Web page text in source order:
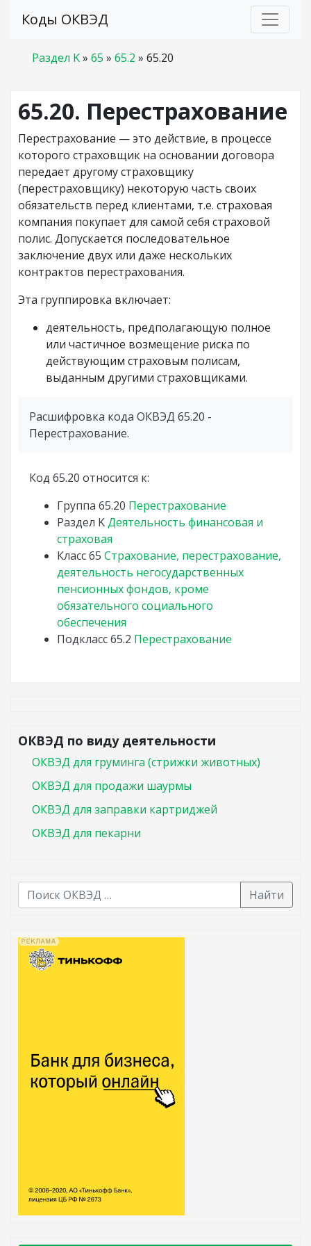
Коды ОКВЭД
Раздел K» 65 » 65.2 » 65.20
65.20. Перестрахование
Перестрахование — это действие, в процессе
которого страховщик на основании договора
передает другому страховщику
(перестраховщику) некоторую часть своих
обязательств перед клиентами, т.е. страховая
компания покупает для самой себя страховой
полис. Допускается последовательное
заключение двух или даже нескольких
контрактов перестрахования.
Эта группировка включает:
деятельность, предполагающую полное
или частичное возмещение риска по
действующим страховым полисам,
выданным другими страховщиками.
Расшифровка кода ОКВЭД 65.20 -
Перестрахование.
Код 65.20 относится к:
Группа 65.20 Перестрахование
Раздел KДеятельность финансовая и
страховая
Класс65 Страхование, перестрахование,
деятельность негосударственных
пенсионных фондов, кроме
обязательного социального
обеспечения
Подкласс65.2 Перестрахование
ОКВЭД по виду деятельности
ОКВЭД для груминга (стрижки животных)
ОКВЭД для продажи шаурмы
ОКВЭД для заправки картриджей
ОКВЭД для пекарни
Найти
В списке найденных результатов используйте